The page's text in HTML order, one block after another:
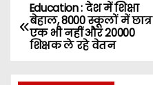
P
o
Education : देश में शिक्षा
बेहाल, 8000 स्कूलों में छात्र
एक भी नहीं और 20000
शिक्षक ले रहे वेतन